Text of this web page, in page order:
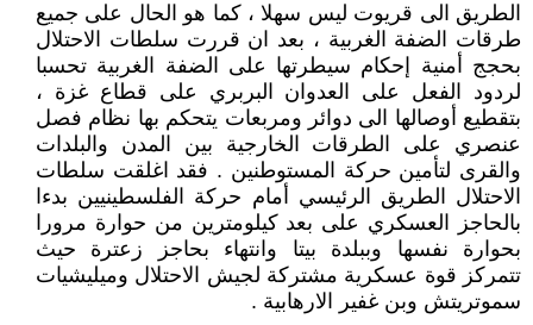
الطريق الى قريوت ليس سهلا ، كما هو الحال على جميع
طرقات الضفة الغربية ، بعد ان قررت سلطات الاحتلال
بحجج أمنية إحكام سيطرتها على الضفة الغربية تحسبا
لردود الفعل على العدوان البربري على قطاع غزة ،
بتقطيع أوصالها الى دوائر ومربعات يتحكم بها نظام فصل
عنصري على الطرقات الخارجية بين المدن والبلدات
والقرى لتأمين حركة المستوطنين . فقد اغلقت سلطات
الاحتلال الطريق الرئيسي أمام حركة الفلسطينيين بدءا
بالحاجز العسكري على بعد كيلومترين من حوارة مرورا
بحوارة نفسها وببلدة بيتا وانتهاء بحاجز زعترة حيث
تتمركز قوة عسكرية مشتركة لجيش الاحتلال وميليشيات
سموتريتش وبن غفير الارهابية .